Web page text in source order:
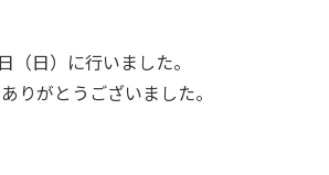
日）に行いました。
りがとうございました。